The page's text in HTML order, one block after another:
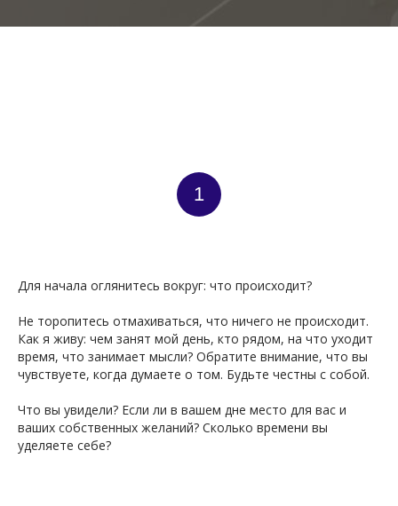
1
Для начала оглянитесь вокруг: что происходит?
Не торопитесь отмахиваться, что ничего не происходит.
Как я живу: чем занят мой день, кто рядом, на что уходит
время, что занимает мысли? Обратите внимание, что вы
чувствуете, когда думаете о том. Будьте честны с собой.
Что вы увидели? Если ли в вашем дне место для вас и
ваших собственных желаний? Сколько времени вы
уделяете себе?